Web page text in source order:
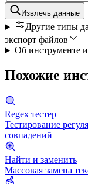
Извлечь данные
Другие типы
экспорт файлов
Об инструменте
Похожие
Regex тестер
Тестирование
совпадений
Найти и заменить
Массовая замена